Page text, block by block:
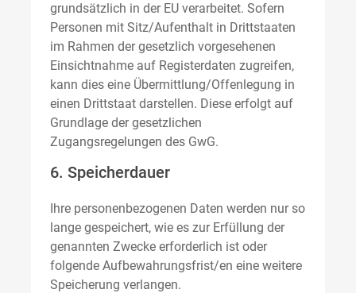
grundsätzlich in der EU verarbeitet. Sofern
Personen mit Sitz/Aufenthalt in Drittstaaten
im Rahmen der gesetzlich vorgesehenen
Einsichtnahme auf Registerdaten zugreifen,
kann dies eine Übermittlung/Offenlegung in
einen Drittstaat darstellen. Diese erfolgt auf
Grundlage der gesetzlichen
Zugangsregelungen des GwG.
6. Speicherdauer
Ihre personenbezogenen Daten werden nur so
lange gespeichert, wie es zur Erfüllung der
genannten Zwecke erforderlich ist oder
folgende Aufbewahrungsfrist/en eine weitere
Speicherung verlangen.